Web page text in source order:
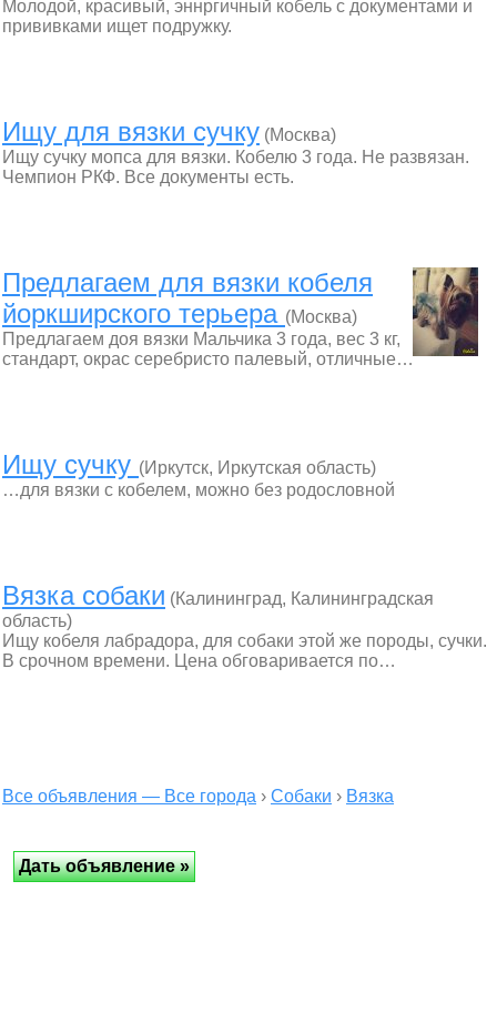
Молодой, красивый, эннргичный кобель с документами и
прививками ищет подружку.
Ищу для вязки сучку (Москва)
Ищу сучку мопса для вязки. Кобелю 3 года. Не развязан.
Чемпион РКФ. Все документы есть.
Предлагаем для вязки кобеля
йоркширского терьера (Москва)
Предлагаем доя вязки Мальчика 3 года, вес 3 кг,
стандарт, окрас серебристо палевый, отличные…
Ищу сучку (Иркутск, Иркутская область)
…для вязки с кобелем, можно без родословной
Вязка собаки (Калининград, Калининградская
область)
Ищу кобеля лабрадора, для собаки этой же породы, сучки.
В срочном времени. Цена обговаривается по…
Все объявления — Все города › Собаки › Вязка